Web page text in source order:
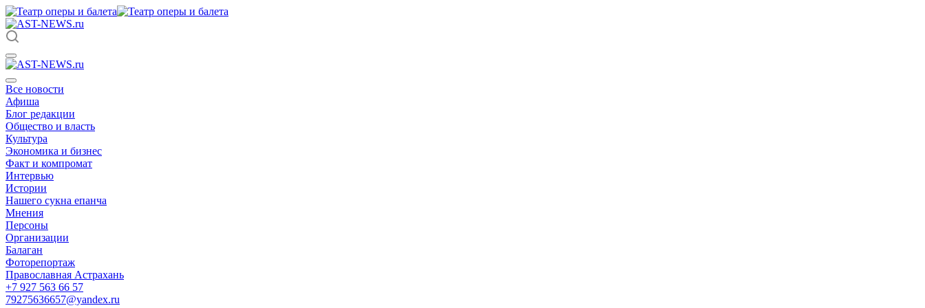
Все новости
Афиша
Блог редакции
Общество и власть
Культура
Экономика и бизнес
Факт и компромат
Интервью
Истории
Нашего сукна епанча
Мнения
Персоны
Организации
Балаган
Фоторепортаж
Православная Астрахань
+7 927 563 66 57
79275636657@yandex.ru